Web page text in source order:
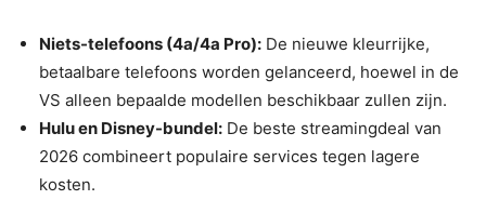
Niets-telefoons (4a/4a Pro): De nieuwe kleurrijke,
betaalbare telefoons worden gelanceerd, hoewel in de
VS alleen bepaalde modellen beschikbaar zullen zijn.
Hulu en Disney-bundel: De beste streamingdeal van
2026 combineert populaire services tegen lagere
kosten.